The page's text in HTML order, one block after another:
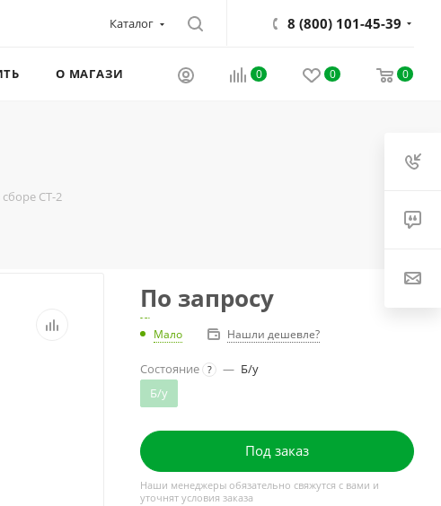
Каталог 8 (800) 101-45-39
0 0 0
О МАГАЗИНЕ
сборе СТ-2
По запросу
Мало Нашли дешевле?
Состояние ? — Б/у
Б/у
Под заказ
Наши менеджеры обязательно свяжутся с вами и
уточнят условия заказа